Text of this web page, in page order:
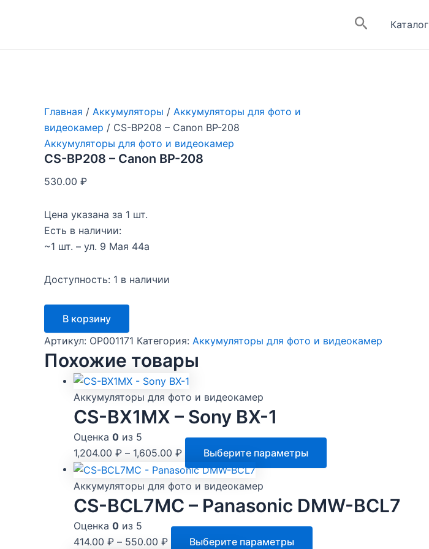
ПоискКаталог
Главная / Аккумуляторы / Аккумуляторы для фото и
видеокамер / CS-BP208 – Canon BP-208
Аккумуляторы для фото и видеокамер
CS-BP208 – Canon BP-208
530.00 ₽
Цена указана за 1 шт.
Есть в наличии:
~1 шт. – ул. 9 Мая 44а
Доступность: 1 в наличии
Количество
товара
CS-
BP208
Canon
В корзину
Артикул: OP001171 Категория: Аккумуляторы для фото и видеокамер
Похожие товары
Аккумуляторы для фото и видеокамер
CS-BX1MX – Sony BX-1
Оценка 0 из 5
1,204.00 ₽ – 1,605.00 ₽ Выберите параметры
товар
несколько
вариаций.
Аккумуляторы для фото и видеокамер
CS-BCL7MC – Panasonic DMW-BCL7
Оценка 0 из 5
414.00 ₽ – 550.00 ₽ Выберите параметры